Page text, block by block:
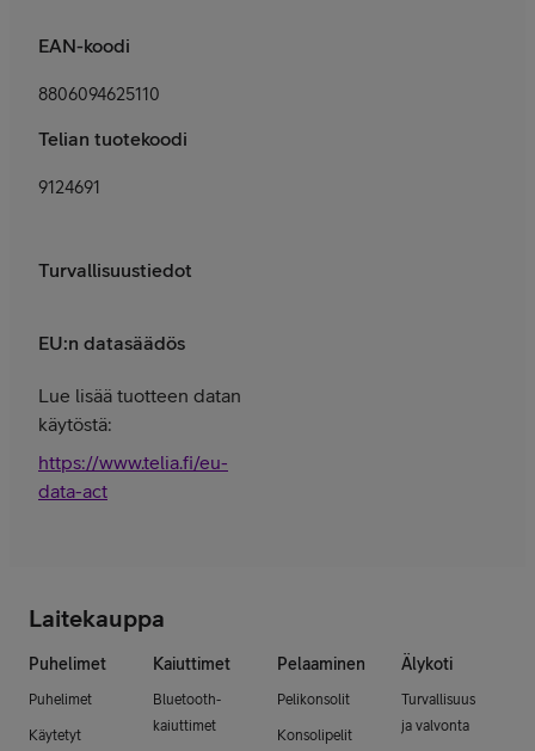
EAN-koodi
8806094625110
Telian tuotekoodi
9124691
Turvallisuustiedot
EU:n datasäädös
Lue lisää tuotteen datan
käytöstä:
https://www.telia.fi/eu-
data-act
Laitekauppa
Puhelimet
Puhelimet
Käytetyt
Kaiuttimet
Bluetooth-
kaiuttimet
Pelaaminen
Pelikonsolit
Konsolipelit
Älykoti
Turvallisuus
ja valvonta